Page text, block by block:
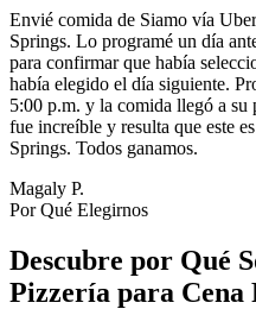
Envié comida de Siamo vía
Springs. Lo programé un día
para confirmar que había
había elegido el día siguiente.
5:00 p.m. y la comida llegó a
fue increíble y resulta que este
Springs. Todos ganamos.
Magaly P.
Por Qué Elegirnos
Descubre por Qué
Pizzería para